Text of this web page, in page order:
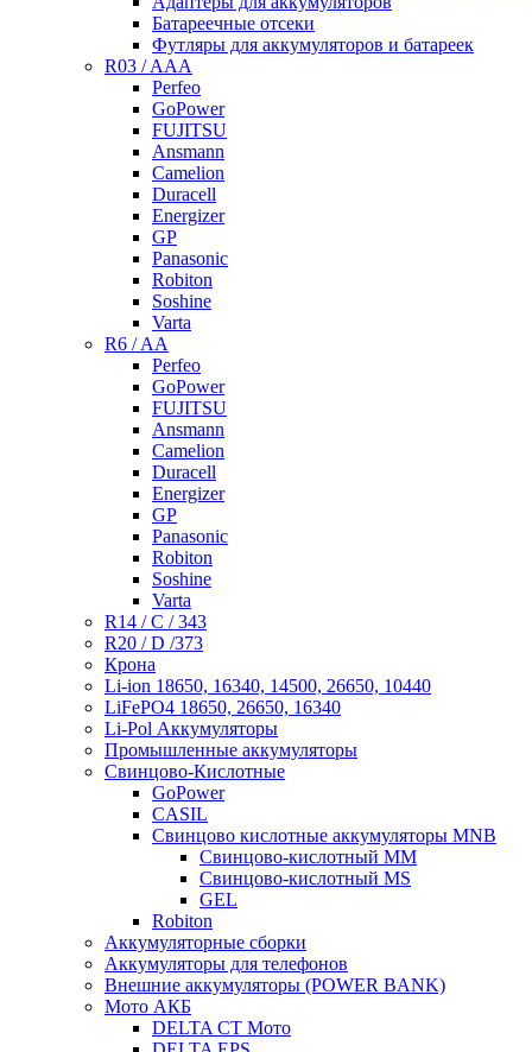
Батареечные отсеки
Футляры для аккумуляторов и батареек
R03 / AAA
Perfeo
GoPower
FUJITSU
Ansmann
Camelion
Duracell
Energizer
GP
Panasonic
Robiton
Soshine
Varta
R6 / AA
Perfeo
GoPower
FUJITSU
Ansmann
Camelion
Duracell
Energizer
GP
Panasonic
Robiton
Soshine
Varta
R14 / C / 343
R20 / D /373
Крона
Li-ion 18650, 16340, 14500, 26650, 10440
LiFePO4 18650, 26650, 16340
Li-Pol Аккумуляторы
Промышленные аккумуляторы
Свинцово-Кислотные
GoPower
CASIL
Свинцово кислотные аккумуляторы MNB
Cвинцово-кислотный MM
Cвинцово-кислотный MS
GEL
Robiton
Аккумуляторные сборки
Аккумуляторы для телефонов
Внешние аккумуляторы (POWER BANK)
Мото АКБ
DELTA CT Мото